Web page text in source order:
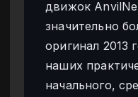
движок
значительно
оригинал 2013
наших
начального,